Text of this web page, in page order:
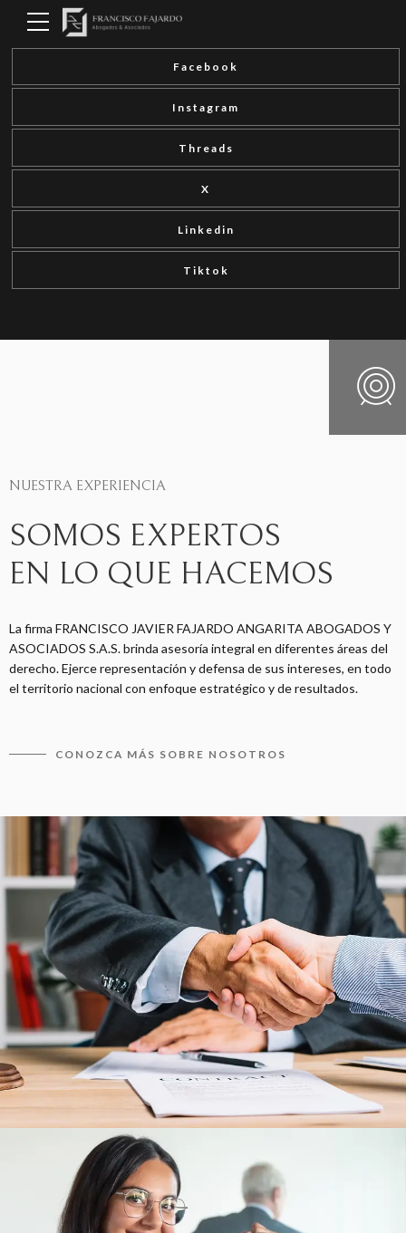
Facebook
Instagram
Threads
X
Linkedin
Tiktok
NUESTRA EXPERIENCIA
SOMOS EXPERTOS
EN LO QUE HACEMOS
La firma FRANCISCO JAVIER FAJARDO ANGARITA ABOGADOS Y
ASOCIADOS S.A.S. brinda asesoría integral en diferentes áreas del
derecho. Ejerce representación y defensa de sus intereses, en todo
el territorio nacional con enfoque estratégico y de resultados.
CONOZCA MÁS SOBRE NOSOTROS